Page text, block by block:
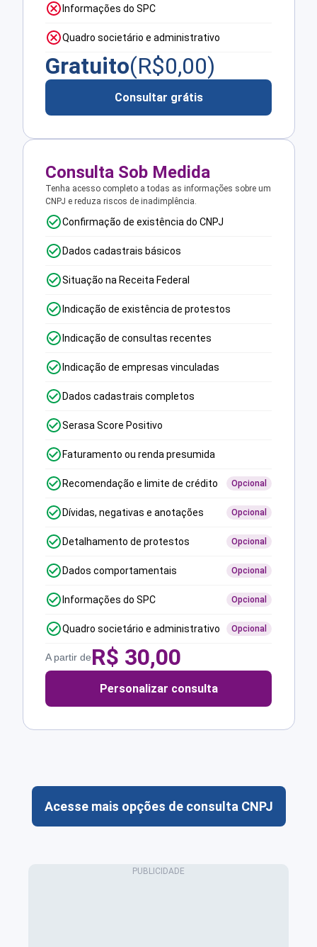
Informações do SPC
Quadro societário e administrativo
Gratuito(R$0,00)
Consultar grátis
Consulta Sob Medida
Tenha acesso completo a todas as informações sobre um
CNPJ e reduza riscos de inadimplência.
Confirmação de existência do CNPJ
Dados cadastrais básicos
Situação na Receita Federal
Indicação de existência de protestos
Indicação de consultas recentes
Indicação de empresas vinculadas
Dados cadastrais completos
Serasa Score Positivo
Faturamento ou renda presumida
Recomendação e limite de crédito Opcional
Dívidas, negativas e anotações Opcional
Detalhamento de protestos Opcional
Dados comportamentais Opcional
Informações do SPC Opcional
Quadro societário e administrativo Opcional
A partir deR$ 30,00
Personalizar consulta
Acesse mais opções de consulta CNPJ